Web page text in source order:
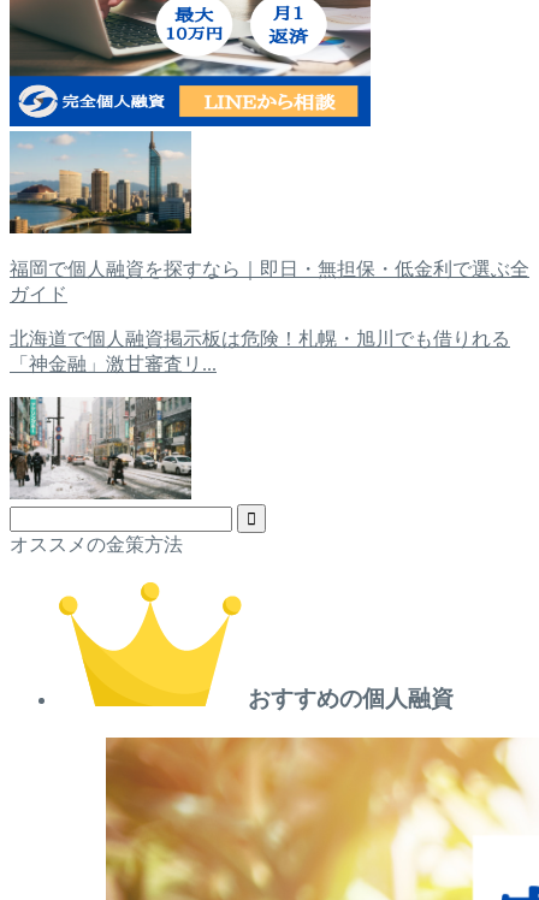
福岡で個人融資を探すなら｜即日・無担保・低金利で選ぶ全
ガイド
北海道で個人融資掲示板は危険！札幌・旭川でも借りれる
「神金融」激甘審査リ...
オススメの金策方法
おすすめの個人融資